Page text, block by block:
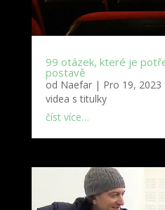
99 otázek, které je
postavě
od Naefar| Pro 19, 2023
videa s titulky
číst více…